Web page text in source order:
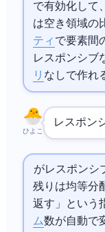
display: gridで有効化して、grid-
は空き領域の比率。
ティ で要素間の隙
レスポンシブ
リ なしで作れ
ひよこ
レスポン
grid-template-columns: repeat(auto-
残りは均等分
返す」という
ム数が自動で